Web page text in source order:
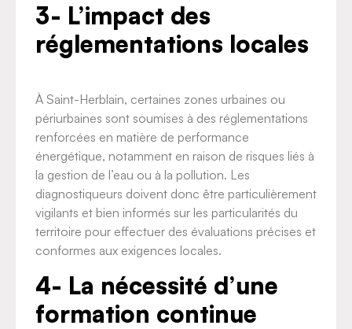
3- L’impact des
réglementations locales
À Saint-Herblain, certaines zones urbaines ou
périurbaines sont soumises à des réglementations
renforcées en matière de performance
énergétique, notamment en raison de risques liés à
la gestion de l’eau ou à la pollution. Les
diagnostiqueurs doivent donc être particulièrement
vigilants et bien informés sur les particularités du
territoire pour effectuer des évaluations précises et
conformes aux exigences locales.
4- La nécessité d’une
formation continue